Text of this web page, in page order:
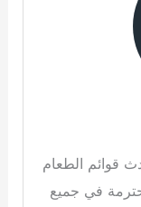
قوائم الطعام
في جميع